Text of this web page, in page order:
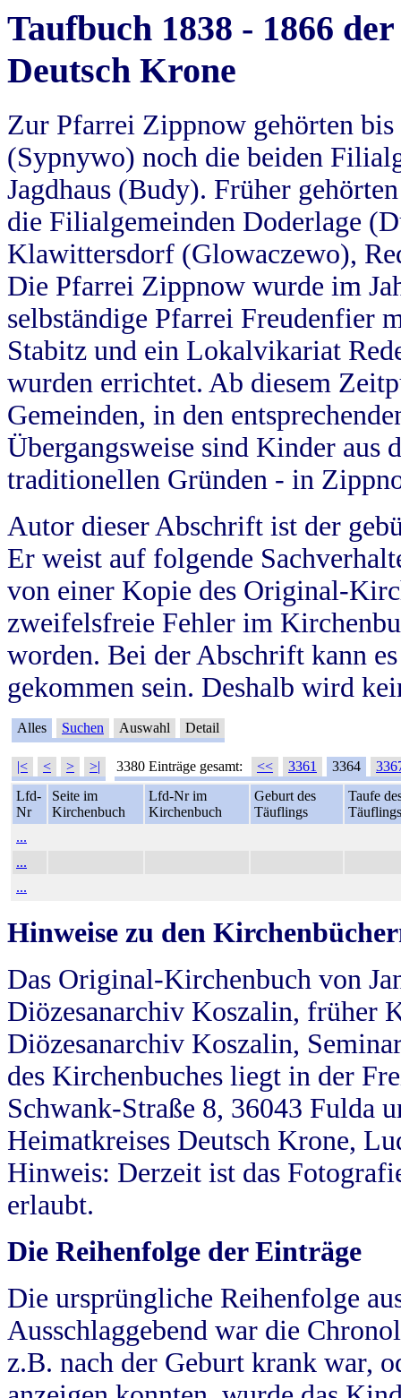
Taufbuch 1838 - 1866
Deutsch Krone
Zur Pfarrei Zippnow gehörten
(Sypnywo) noch die beiden
Jagdhaus (Budy). Früher
die Filialgemeinden Doderlage
Klawittersdorf (Glowaczewo),
Die Pfarrei Zippnow wurde im
selbständige Pfarrei Freudenfier
Stabitz und ein Lokalvikariat
wurden errichtet. Ab diesem
Gemeinden, in den
Übergangsweise sind Kinder aus
traditionellen Gründen - in
Autor dieser Abschrift ist der
Er weist auf folgende
von einer Kopie des Original-
zweifelsfreie Fehler im
worden. Bei der Abschrift kann
gekommen sein. Deshalb wird
Alles Suchen Auswahl Detail
|< < > >| 3380 Einträge gesamt: << 3361 3364
Lfd-
Nr
Seite im
Kirchenbuch
Lfd-Nr im
Kirchenbuch
Geburt des
Täuflings
Taufe
Täuflings
...
...
...
Hinweise zu den
Das Original-Kirchenbuch von
Diözesanarchiv Koszalin, früher
Diözesanarchiv Koszalin,
des Kirchenbuches liegt in der
Schwank-Straße 8, 36043 Fulda
Heimatkreises Deutsch Krone,
Hinweis: Derzeit ist das
erlaubt.
Die Reihenfolge der Einträge
Die ursprüngliche Reihenfolge
Ausschlaggebend war die
z.B. nach der Geburt krank war,